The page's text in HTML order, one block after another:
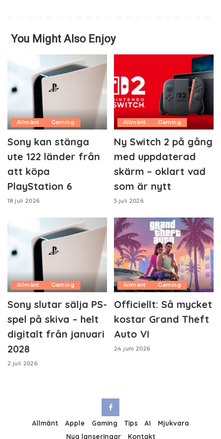
You Might Also Enjoy
Allmänt Gaming
Sony kan stänga
ute 122 länder från
att köpa
PlayStation 6
18 juli 2026
Allmänt Gaming
Ny Switch 2 på gång
med uppdaterad
skärm – oklart vad
som är nytt
5 juli 2026
Allmänt Gaming
Sony slutar sälja PS-
spel på skiva – helt
digitalt från januari
2028
2 juli 2026
Allmänt Gaming
Officiellt: Så mycket
kostar Grand Theft
Auto VI
24 juni 2026
Allmänt Apple Gaming Tips AI
Mjukvara
Nya lanseringar
Kontakt